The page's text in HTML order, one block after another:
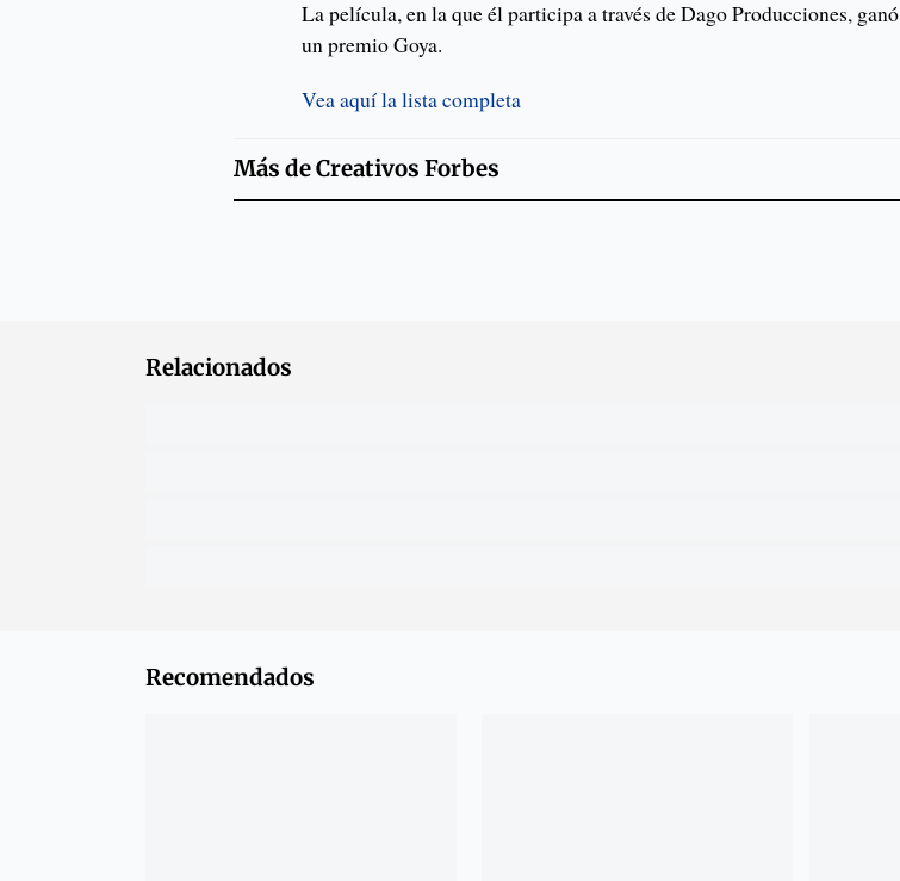
La película, en la que él participa a través de Dago Producciones, ganó
un premio Goya.
Vea aquí la lista completa
Más deCreativos Forbes
Relacionados
Recomendados